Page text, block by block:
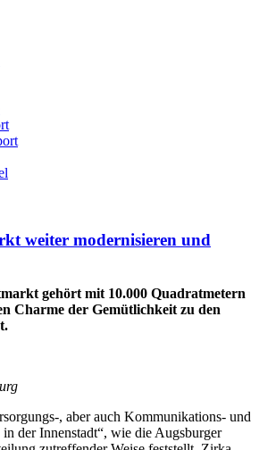
weiter modernisieren und
gehört mit 10.000 Quadratmetern
Charme der Gemütlichkeit zu den
, aber auch Kommunikations- und
der Innenstadt“, wie die Augsburger